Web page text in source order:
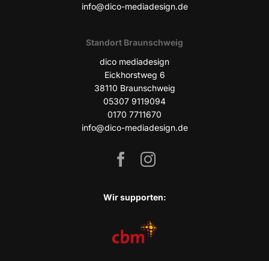
info@dico-mediadesign.de
Stand­ort Braunschweig
dico media­de­sign
Eick­horst­weg 6
38110 Braun­schweig
05307 9119094
0170 7711670
info@dico-mediadesign.de
Wir sup­port­en: